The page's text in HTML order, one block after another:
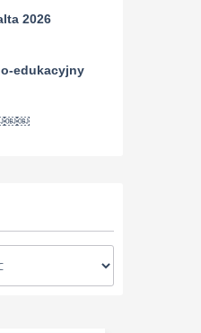
2026
edukacyjny